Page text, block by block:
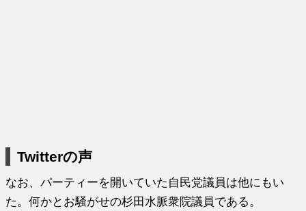
Twitterの声
なお、パーティーを開いていた自民党議員は他にもい
た。何かとお騒がせの杉田水脈衆院議員である。